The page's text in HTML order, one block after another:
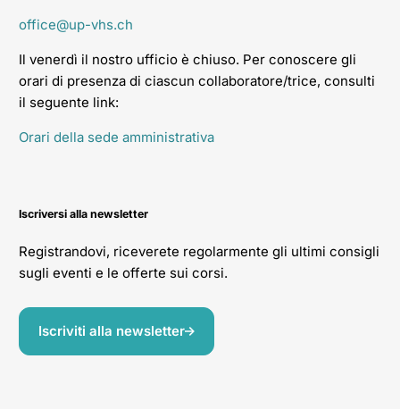
office@up-vhs.ch
Il venerdì il nostro ufficio è chiuso. Per conoscere gli
orari di presenza di ciascun collaboratore/trice, consulti
il seguente link:
Orari della sede amministrativa
Iscriversi alla newsletter
Registrandovi, riceverete regolarmente gli ultimi consigli
sugli eventi e le offerte sui corsi.
Iscriviti alla newsletter